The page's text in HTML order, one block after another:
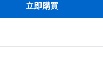
立即購買